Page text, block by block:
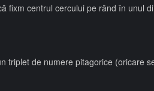
fixm centrul cercului pe rând în unul
triplet de numere pitagorice (oricare